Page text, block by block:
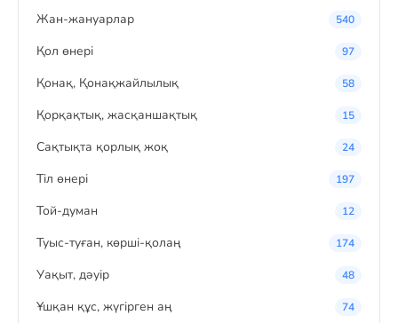
Жан-жануарлар 540
Қол өнері 97
Қонақ, Қонақжайлылық 58
Қорқақтық, жасқаншақтық 15
Сақтықта қорлық жоқ 24
Тіл өнері 197
Той-думан 12
Туыс-туған, көрші-қолаң 174
Уақыт, дәуір 48
Ұшқан құс, жүгірген аң 74